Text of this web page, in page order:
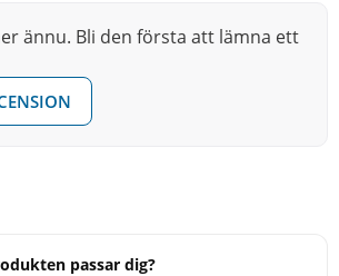
som kan variera uttrycket utan
eller instrument.
mellan öppna och stängda toner.
ännu. Bli den första att lämna ett
passar dig?